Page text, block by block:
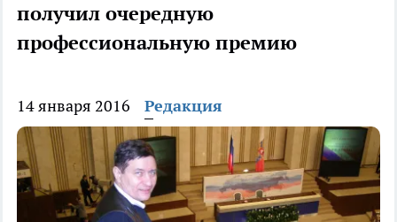
получил очередную
профессиональную премию
14 января 2016 Редакция